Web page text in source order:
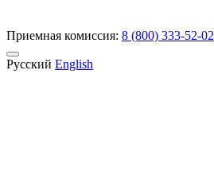
Приемная комиссия: 8 (800) 333-52-02
Русский English